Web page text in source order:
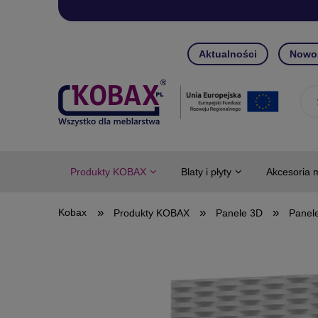
Aktualności
Produkty KOBAX Blaty i płyty Akcesoria
» Produkty KOBAX » Panele 3D »